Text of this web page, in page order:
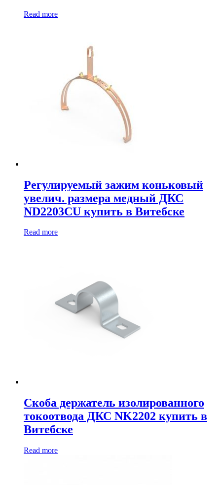
Read more
Регулируемый зажим коньковый
увелич. размера медный ДКС
ND2203CU купить в Витебске
Read more
Скоба держатель изолированного
токоотвода ДКС NK2202 купить в
Витебске
Read more